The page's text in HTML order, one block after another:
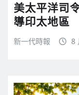
美太平洋司
導印太地區
新一代時報 8